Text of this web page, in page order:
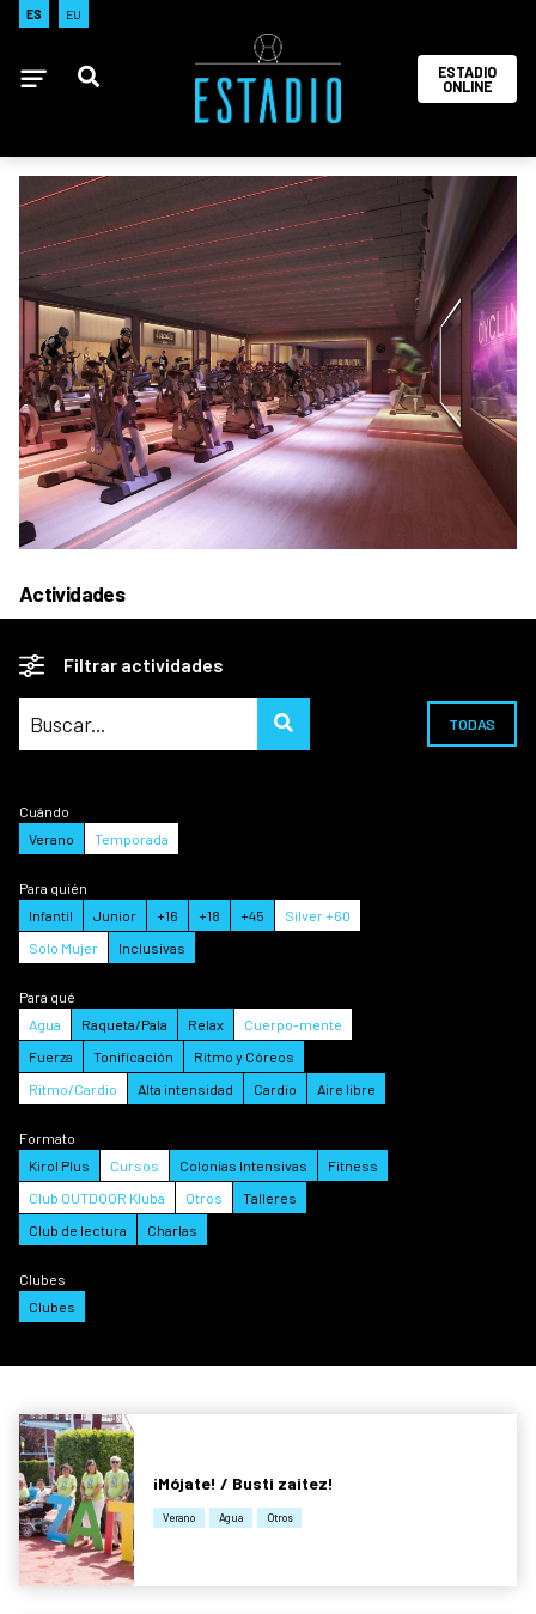
ES EU
ESTADIO
ONLINE
Actividades
Filtrar actividades
TODAS
Cuándo
Verano
Temporada
Para quién
Infantil
Junior +16 +18 +45
Silver +60
Solo Mujer
Inclusivas
Para qué
Agua
Raqueta/Pala Relax
Cuerpo-mente
Fuerza
Tonificación
Ritmo y Córeos
Ritmo/Cardio
Alta intensidad Cardio Aire libre
Formato
Kirol Plus
Cursos Colonias Intensivas
Fitness
Club OUTDOOR Kluba
Otros
Talleres
Club de lectura
Charlas
Clubes
Clubes
¡Mójate! / Busti zaitez!
Verano Agua Otros